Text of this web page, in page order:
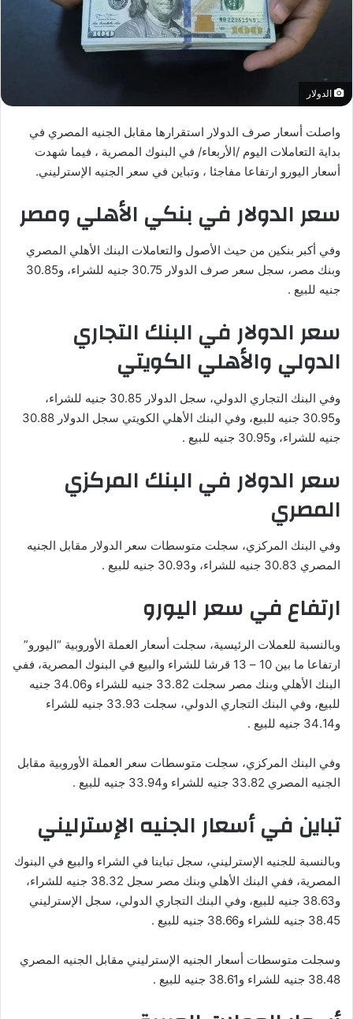
الدولار
واصلت أسعار صرف الدولار استقرارها مقابل الجنيه المصري في
بداية التعاملات اليوم /الأربعاء/ في البنوك المصرية ، فيما شهدت
أسعار اليورو ارتفاعا مفاجئا ، وتباين في سعر الجنيه الإسترليني.
سعر الدولار في بنكي الأهلي ومصر
وفي أكبر بنكين من حيث الأصول والتعاملات البنك الأهلي المصري
وبنك مصر، سجل سعر صرف الدولار 30.75 جنيه للشراء، و30.85
جنيه للبيع .
سعر الدولار في البنك التجاري
الدولي والأهلي الكويتي
وفي البنك التجاري الدولي، سجل الدولار 30.85 جنيه للشراء،
و30.95 جنيه للبيع، وفي البنك الأهلي الكويتي سجل الدولار 30.88
جنيه للشراء، و30.95 جنيه للبيع .
سعر الدولار في البنك المركزي
المصري
وفي البنك المركزي، سجلت متوسطات سعر الدولار مقابل الجنيه
المصري 30.83 جنيه للشراء، و30.93 جنيه للبيع .
ارتفاع في سعر اليورو
وبالنسبة للعملات الرئيسية، سجلت أسعار العملة الأوروبية “اليورو”
ارتفاعا ما بين 10 – 13 قرشا للشراء والبيع في البنوك المصرية، ففي
البنك الأهلي وبنك مصر سجلت 33.82 جنيه للشراء و34.06 جنيه
للبيع، وفي البنك التجاري الدولي، سجلت 33.93 جنيه للشراء
و34.14 جنيه للبيع .
وفي البنك المركزي، سجلت متوسطات سعر العملة الأوروبية مقابل
الجنيه المصري 33.82 جنيه للشراء و33.94 جنيه للبيع .
تباين في أسعار الجنيه الإسترليني
وبالنسبة للجنيه الإسترليني، سجل تباينا في الشراء والبيع في البنوك
المصرية، ففي البنك الأهلي وبنك مصر سجل 38.32 جنيه للشراء،
و38.63 جنيه للبيع، وفي البنك التجاري الدولي، سجل الإسترليني
38.45 جنيه للشراء و38.66 جنيه للبيع .
وسجلت متوسطات أسعار الجنيه الإسترليني مقابل الجنيه المصري
38.48 جنيه للشراء و38.61 جنيه للبيع .